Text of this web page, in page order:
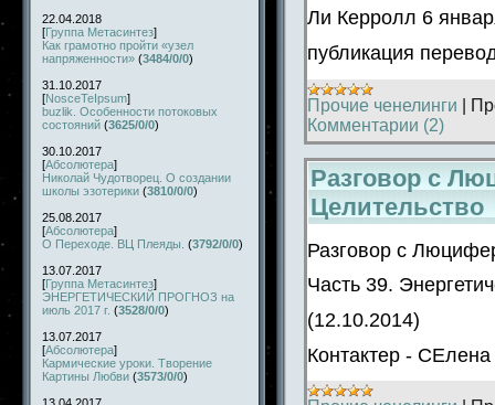
22.04.2018
[Группа Метасинтез]
Как грамотно пройти «узел
напряженности» (3484/0/0)
31.10.2017
[NosceTeIpsum]
buzlik. Особенности потоковых
состояний (3625/0/0)
30.10.2017
[Абсолютера]
Николай Чудотворец. О создании
школы эзотерики (3810/0/0)
25.08.2017
[Абсолютера]
О Переходе. ВЦ Плеяды. (3792/0/0)
13.07.2017
[Группа Метасинтез]
ЭНЕРГЕТИЧЕСКИЙ ПРОГНОЗ на
июль 2017 г. (3528/0/0)
13.07.2017
[Абсолютера]
Кармические уроки. Творение
Картины Любви (3573/0/0)
Ли Керролл 6
публикация
Прочие ченелинги
Комментарии (2)
Разговор с
Целительство
Разговор с
Часть 39.
(12.10.2014)
Контактер - СЕлена